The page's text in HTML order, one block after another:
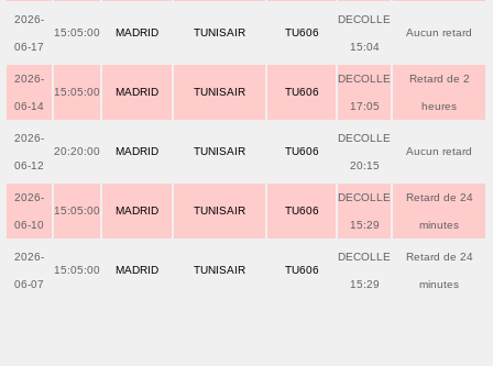
2026-
06-17
15:05:00 MADRID TUNISAIR TU606
DECOLLE
15:04
Aucun retard
2026-
06-14
15:05:00 MADRID TUNISAIR TU606
DECOLLE
17:05
Retard de 2
heures
2026-
06-12
20:20:00 MADRID TUNISAIR TU606
DECOLLE
20:15
Aucun retard
2026-
06-10
15:05:00 MADRID TUNISAIR TU606
DECOLLE
15:29
Retard de 24
minutes
2026-
06-07
15:05:00 MADRID TUNISAIR TU606
DECOLLE
15:29
Retard de 24
minutes